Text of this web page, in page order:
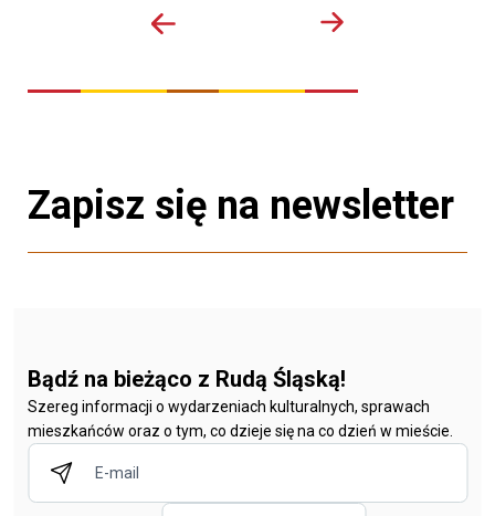
Zapisz się na newsletter
Bądź na bieżąco z Rudą Śląską!
Szereg informacji o wydarzeniach kulturalnych, sprawach
mieszkańców oraz o tym, co dzieje się na co dzień w mieście.